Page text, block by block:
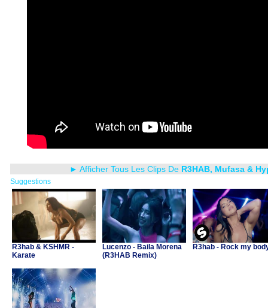
► Afficher Tous Les Clips De R3HAB, Mufasa &
Suggestions
R3hab & KSHMR -
Karate
Lucenzo - Baila Morena
(R3HAB Remix)
R3hab - Rock my